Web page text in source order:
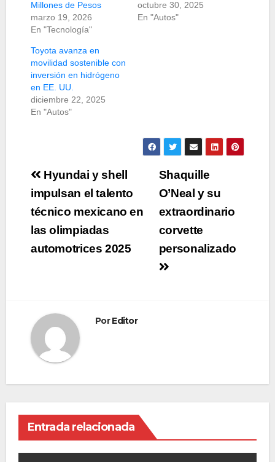
Millones de Pesos
marzo 19, 2026
En "Tecnología"
octubre 30, 2025
En "Autos"
Toyota avanza en
movilidad sostenible con
inversión en hidrógeno
en EE. UU.
diciembre 22, 2025
En "Autos"
Navegación
de
entradas
Shaquille
O’Neal y su
extraordinario
corvette
personalizado
Hyundai y shell
impulsan el talento
técnico mexicano en
las olimpiadas
automotrices 2025
PorEditor
Entrada relacionada